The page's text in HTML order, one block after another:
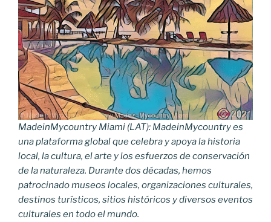
MadeinMycountry Miami (LAT): MadeinMycountry es
una plataforma global que celebra y apoya la historia
local, la cultura, el arte y los esfuerzos de conservación
de la naturaleza. Durante dos décadas, hemos
patrocinado museos locales, organizaciones culturales,
destinos turísticos, sitios históricos y diversos eventos
culturales en todo el mundo.